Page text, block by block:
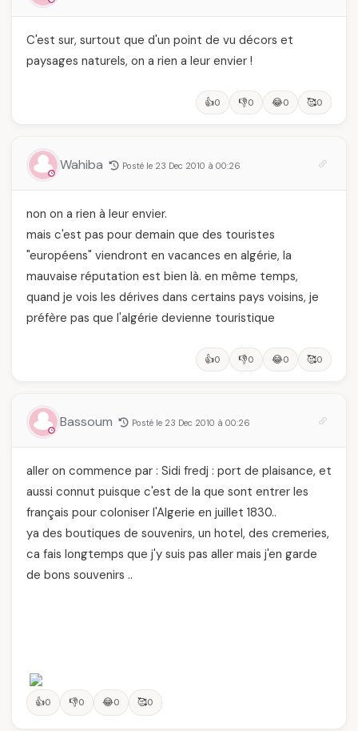
C'est sur, surtout que d'un point de vu décors et
paysages naturels, on a rien a leur envier !
👍0 👎0 😂0 🥰0
Wahiba Posté le 23 Dec 2010 à 00:26
non on a rien à leur envier.
mais c'est pas pour demain que des touristes
"européens" viendront en vacances en algérie, la
mauvaise réputation est bien là. en même temps,
quand je vois les dérives dans certains pays voisins, je
préfère pas que l'algérie devienne touristique
👍0 👎0 😂0 🥰0
Bassoum Posté le 23 Dec 2010 à 00:26
aller on commence par : Sidi fredj : port de plaisance, et
aussi connut puisque c'est de la que sont entrer les
français pour coloniser l'Algerie en juillet 1830..
ya des boutiques de souvenirs, un hotel, des cremeries,
ca fais longtemps que j'y suis pas aller mais j'en garde
de bons souvenirs ..
👍0 👎0 😂0 🥰0